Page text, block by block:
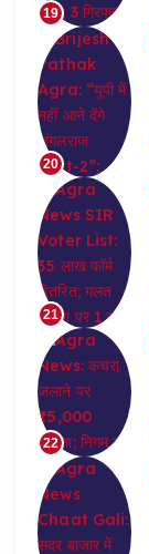
19
20
21
22